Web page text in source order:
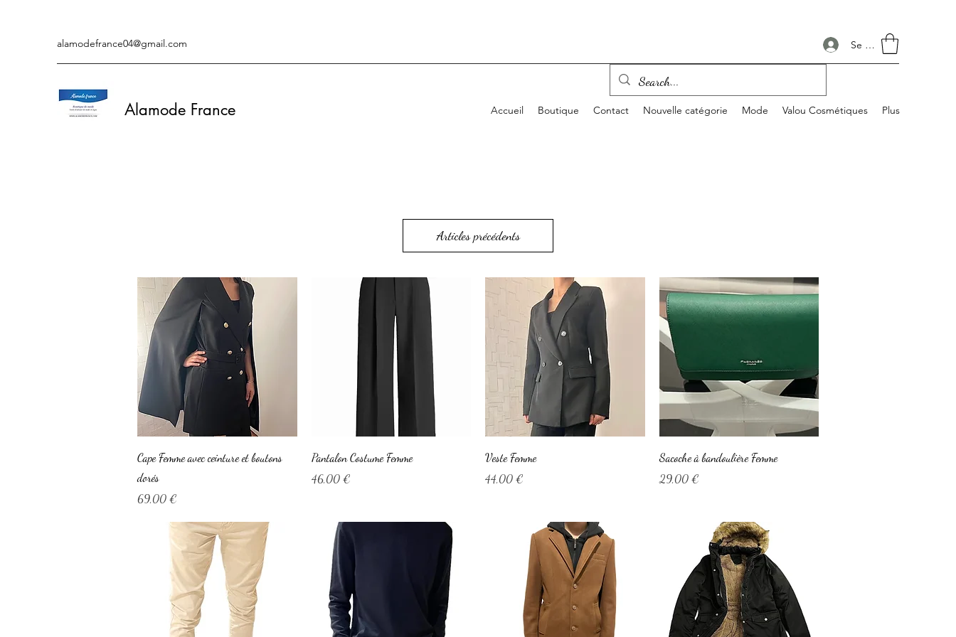
alamodefrance04@gmail.com Se connecter
Alamode France Accueil Boutique Contact Nouvelle catégorie Mode Valou Cosmétiques Plus
Articles précédents
Aperçu rapide
Cape Femme avec ceinture et boutons
dorés
Prix
69,00 €
Aperçu rapide
Pantalon Costume Femme
Prix
46,00 €
Veste Femme
Prix
44,00 €
Aperçu rapide
Sacoche à bandoulière Femme
Prix
29,00 €